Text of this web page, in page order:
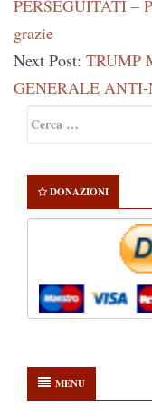
PERSEGUITATI –
grazie
Next Post: TRUMP
GENERALE ANTI-
Sidebar
per:
DONAZIONI
MENU